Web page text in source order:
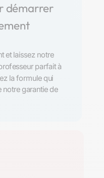
démarrer
et laissez notre
parfait à
la formule qui
garantie de